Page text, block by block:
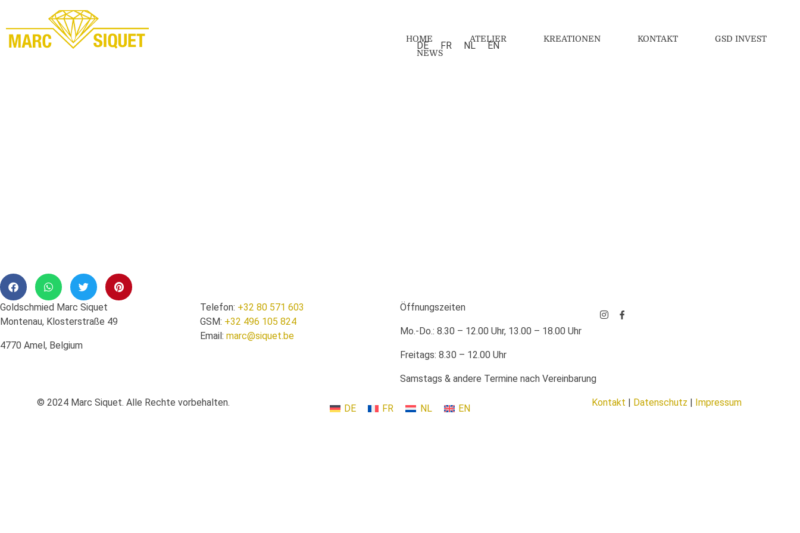
DE FR NL EN
HOME ATELIER KREATIONEN KONTAKT
GSD INVEST
NEWS
Goldschmied Marc Siquet
Montenau, Klosterstraße 49
4770 Amel, Belgium
Telefon: +32 80 571 603
GSM: +32 496 105 824
Email: marc@siquet.be
Öffnungszeiten
Mo.-Do.: 8.30 – 12.00 Uhr, 13.00 – 18.00 Uhr
Freitags: 8.30 – 12.00 Uhr
Samstags & andere Termine nach Vereinbarung
© 2024 Marc Siquet. Alle Rechte vorbehalten.
DE FR NL EN
Kontakt | Datenschutz | Impressum